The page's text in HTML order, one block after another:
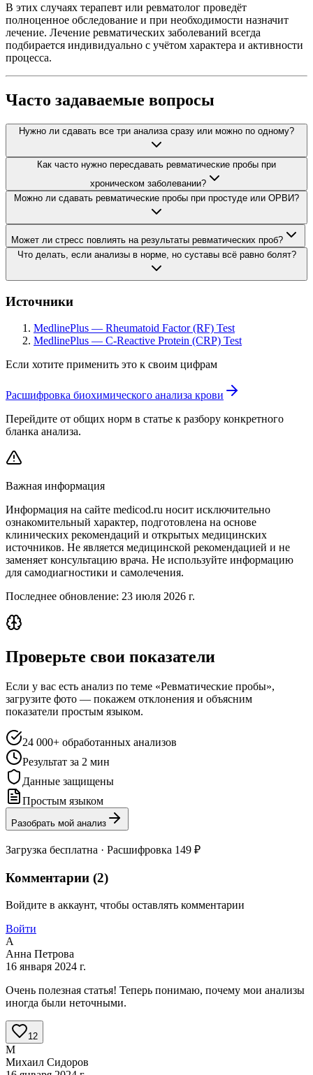
В этих случаях терапевт или ревматолог проведёт
полноценное обследование и при необходимости назначит
лечение. Лечение ревматических заболеваний всегда
подбирается индивидуально с учётом характера и активности
процесса.
Часто задаваемые вопросы
Нужно ли сдавать все три анализа сразу или можно по одному?
Как часто нужно пересдавать ревматические пробы при
хроническом заболевании?
Можно ли сдавать ревматические пробы при простуде или ОРВИ?
Может ли стресс повлиять на результаты ревматических проб?
Что делать, если анализы в норме, но суставы всё равно болят?
Источники
MedlinePlus — Rheumatoid Factor (RF) Test
MedlinePlus — C-Reactive Protein (CRP) Test
Если хотите применить это к своим цифрам
Расшифровка биохимического анализа крови
Перейдите от общих норм в статье к разбору конкретного
бланка анализа.
Важная информация
Информация на сайте medicod.ru носит исключительно
ознакомительный характер, подготовлена на основе
клинических рекомендаций и открытых медицинских
источников. Не является медицинской рекомендацией и не
заменяет консультацию врача. Не используйте информацию
для самодиагностики и самолечения.
Последнее обновление: 23 июля 2026 г.
Проверьте свои показатели
Если у вас есть анализ по теме «Ревматические пробы»,
загрузите фото — покажем отклонения и объясним
показатели простым языком.
24 000+ обработанных анализов
Результат за 2 мин
Данные защищены
Простым языком
Разобрать мой анализ
Загрузка бесплатна · Расшифровка 149 ₽
Комментарии (2)
Войдите в аккаунт, чтобы оставлять комментарии
Войти
А
Анна Петрова
16 января 2024 г.
Очень полезная статья! Теперь понимаю, почему мои анализы
иногда были неточными.
12
М
Михаил Сидоров